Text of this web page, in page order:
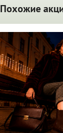
Похожие